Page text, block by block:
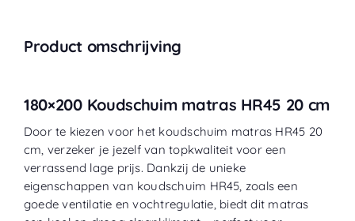
Product omschrijving
180×200 Koudschuim matras HR45 20 cm
Door te kiezen voor het koudschuim matras HR45 20
cm, verzeker je jezelf van topkwaliteit voor een
verrassend lage prijs. Dankzij de unieke
eigenschappen van koudschuim HR45, zoals een
goede ventilatie en vochtregulatie, biedt dit matras